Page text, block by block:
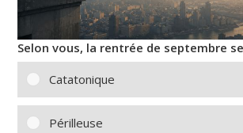
Selon vous, la rentrée de septembre
Catatonique
Périlleuse